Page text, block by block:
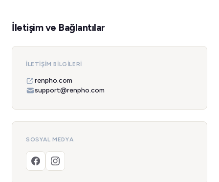
İletişim ve Bağlantılar
İLETIŞIM BILGILERI
renpho.com
support@renpho.com
SOSYAL MEDYA